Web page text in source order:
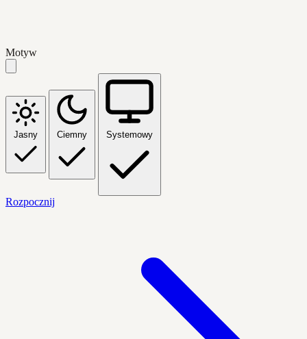
Motyw
Jasny Ciemny Systemowy
Rozpocznij